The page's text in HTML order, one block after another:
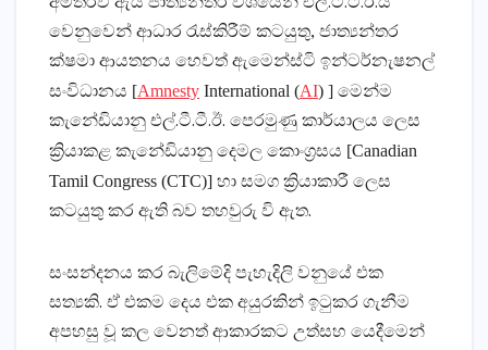
වෙනුවෙන් ආධාර රැස්කිරීම් කටයුතු, ජාත්‍යන්තර
ක්ෂමා ආයතනය හෙවත් ඇමෙන්ස්ටි ඉන්ටර්නැෂනල්
සංවිධානය [Amnesty International (AI) ] මෙන්ම
කැනේඩියානු එල්.ටී.ටී.ඊ. පෙරමුණු කාර්යාලය ලෙස
ක්‍රියාකළ කැනේඩියානු දෙමල කොංග්‍රසය [Canadian
Tamil Congress (CTC)] හා සමග ක්‍රියාකාරී ලෙස
කටයුතු කර ඇති බව තහවුරු වි ඇත.
සංසන්දනය කර බැලිමේදි පැහැදිලි වනුයේ එක
සත්‍යකි. ඒ එකම දෙය එක අයුරකින් ඉටුකර ගැනීම
අපහසු වූ කල වෙනත් ආකාරකට උත්සහ යෙදීමෙන්